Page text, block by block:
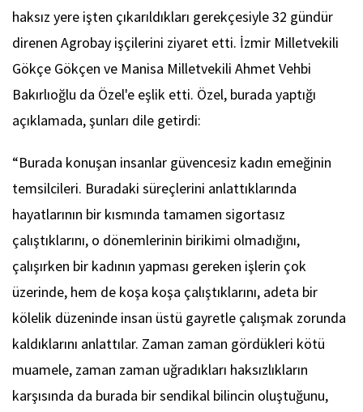
haksız yere işten çıkarıldıkları gerekçesiyle 32 gündür
direnen Agrobay işçilerini ziyaret etti. İzmir Milletvekili
Gökçe Gökçen ve Manisa Milletvekili Ahmet Vehbi
Bakırlıoğlu da Özel'e eşlik etti. Özel, burada yaptığı
açıklamada, şunları dile getirdi:
“Burada konuşan insanlar güvencesiz kadın emeğinin
temsilcileri. Buradaki süreçlerini anlattıklarında
hayatlarının bir kısmında tamamen sigortasız
çalıştıklarını, o dönemlerinin birikimi olmadığını,
çalışırken bir kadının yapması gereken işlerin çok
üzerinde, hem de koşa koşa çalıştıklarını, adeta bir
kölelik düzeninde insan üstü gayretle çalışmak zorunda
kaldıklarını anlattılar. Zaman zaman gördükleri kötü
muamele, zaman zaman uğradıkları haksızlıkların
karşısında da burada bir sendikal bilincin oluştuğunu,